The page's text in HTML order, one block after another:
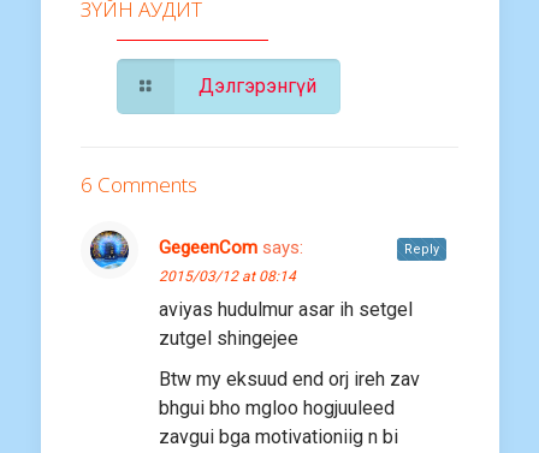
ЗҮЙН АУДИТ
Дэлгэрэнгүй
6 Comments
GegeenCom says:
2015/03/12 at 08:14
aviyas hudulmur asar ih setgel
zutgel shingejee
Btw my eksuud end orj ireh zav
bhgui bho mgloo hogjuuleed
zavgui bga motivationiig n bi
Reply